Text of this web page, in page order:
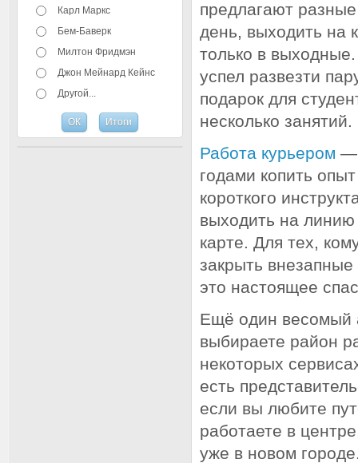
Карл Маркс
Бем-Баверк
Милтон Фридмэн
Джон Мейнард Кейнс
Другой...
предлагают
день, выходить на
только в
успел развезти
подарок для
несколько занятий.
Работа курьером —
годами копить
короткого
выходить на
карте. Для тех,
закрыть
это настоящее
Ещё один
выбираете район
некоторых
есть
если вы любите
работаете в
уже в новом